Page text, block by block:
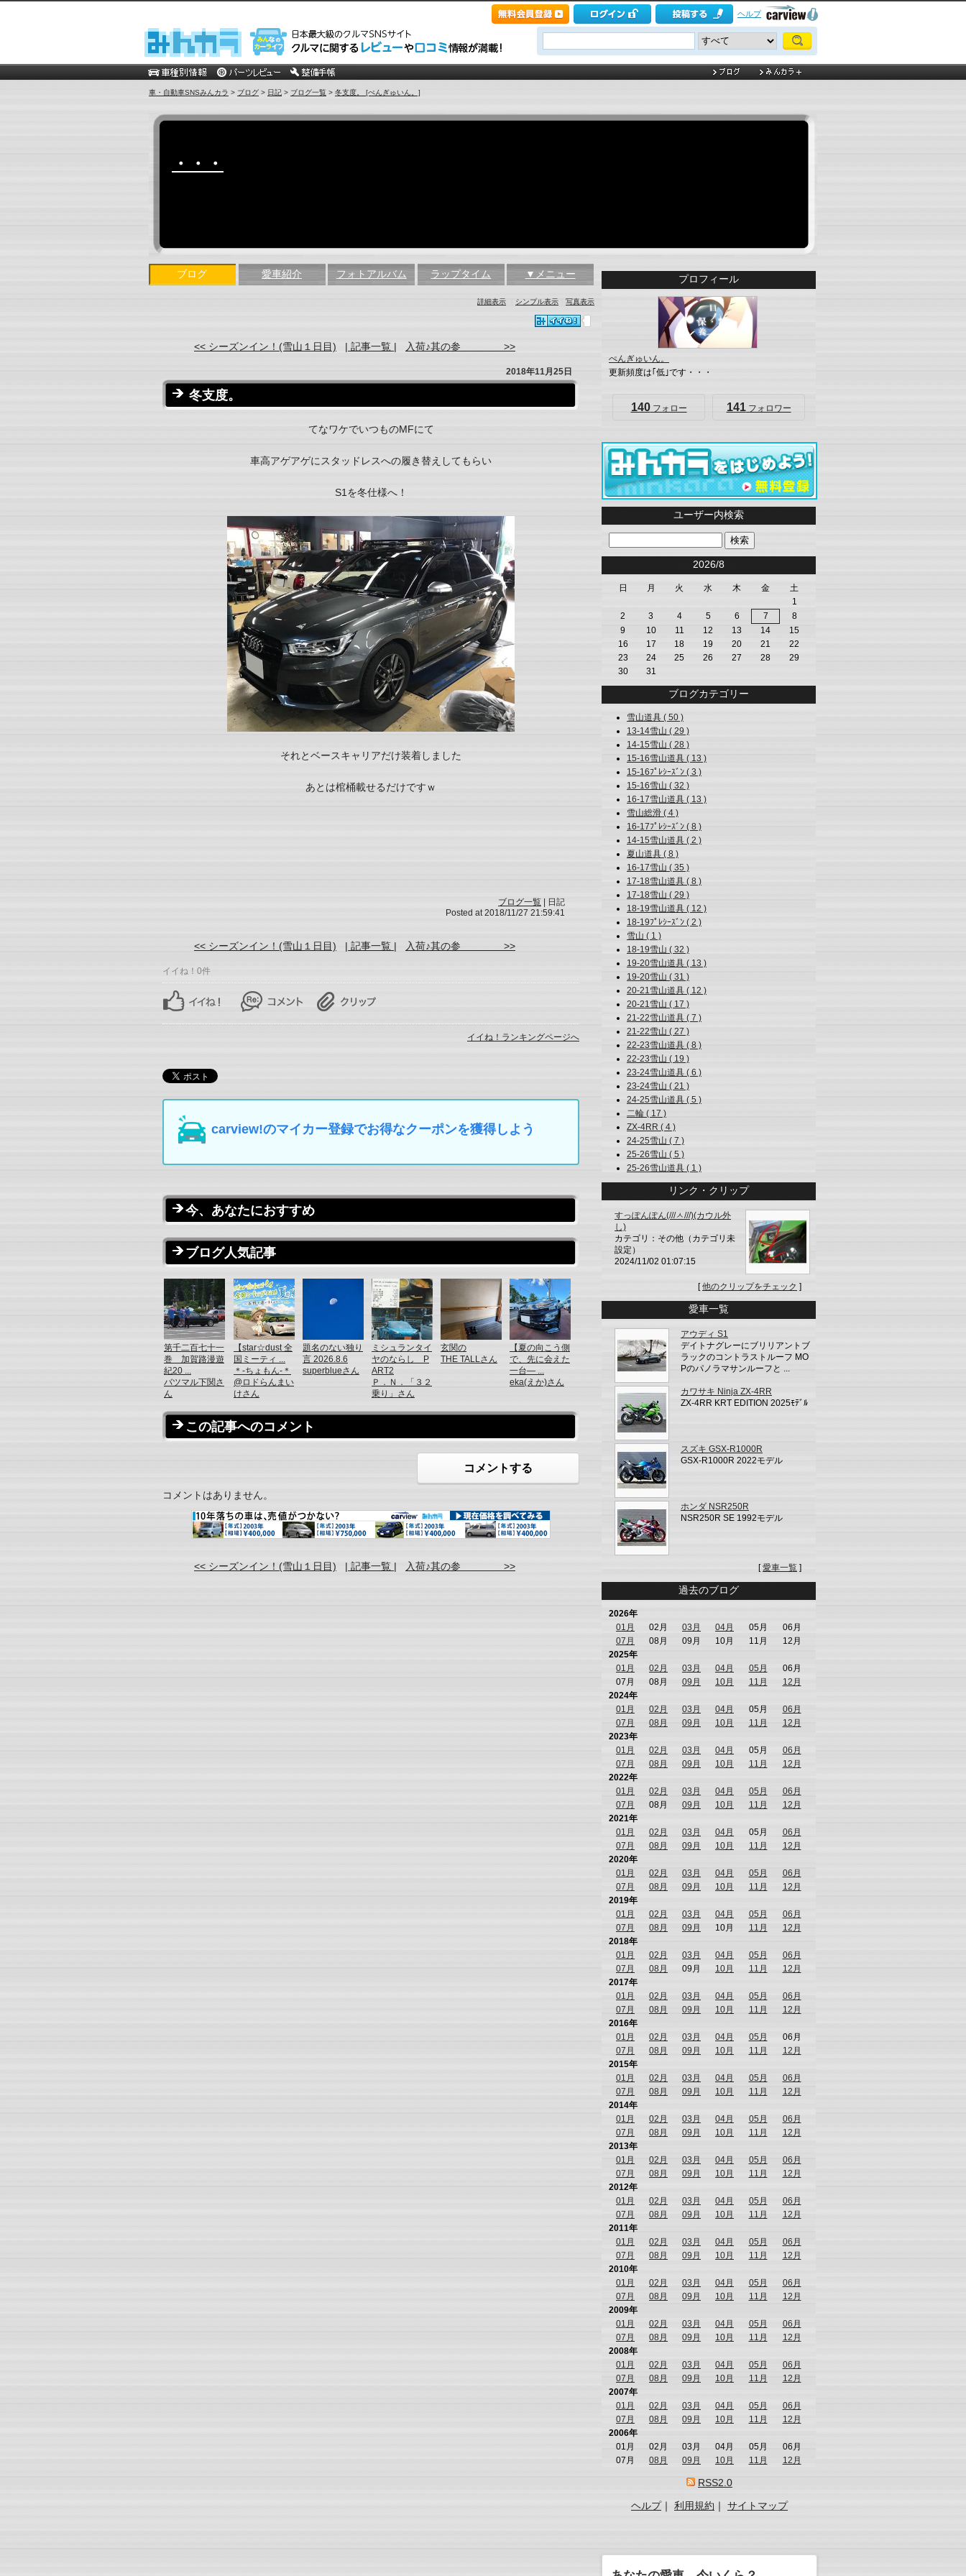
ヘルプ
車・自動車SNSみんカラ > ブログ > 日記 > ブログ一覧 > 冬支度。 [ぺんぎゅいん。]
・・・
ブログ 愛車紹介 フォトアルバム ラップタイム ▼メニュー
詳細表示 シンプル表示 写真表示
<< シーズンイン！(雪山１日目) | 記事一覧 | 入荷♪其の参 >>
2018年11月25日
冬支度。
てなワケでいつものMFにて
車高アゲアゲにスタッドレスへの履き替えしてもらい
S1を冬仕様へ！
それとベースキャリアだけ装着しました
あとは棺桶載せるだけですｗ
ブログ一覧 | 日記
Posted at 2018/11/27 21:59:41
<< シーズンイン！(雪山１日目) | 記事一覧 | 入荷♪其の参 >>
イイね！0件
イイね！ランキングページへ
carview!のマイカー登録でお得なクーポンを獲得しよう
今、あなたにおすすめ
ブログ人気記事
第千二百七十一
巻 加賀路漫遊
紀20 ...
バツマル下関さ
ん
【star☆dust 全
国ミーティ ...
＊-ちょもん-＊
@ロドらんまい
けさん
題名のない独り
言 2026.8.6
superblueさん
ミシュランタイ
ヤのならし P
ART2
Ｐ．Ｎ．「３２
乗り」さん
玄関の
THE TALLさん
【夏の向こう側
で、先に会えた
一台― ...
eka(えか)さん
この記事へのコメント
コメントする
コメントはありません。
<< シーズンイン！(雪山１日目) | 記事一覧 | 入荷♪其の参 >>
プロフィール
ぺんぎゅいん。
更新頻度は｢低｣です・・・
140フォロー 141フォロワー
ユーザー内検索
2026/8
日 月 火 水 木 金
土
1
2
3 4 5 6 7
8
9
10 11 12 13 14
15
16
17 18 19 20 21
22
23
24 25 26 27 28
29
30
31
ブログカテゴリー
雪山道具 ( 50 )
13-14雪山 ( 29 )
14-15雪山 ( 28 )
15-16雪山道具 ( 13 )
15-16ﾌﾟﾚｼｰｽﾞﾝ ( 3 )
15-16雪山 ( 32 )
16-17雪山道具 ( 13 )
雪山総滑 ( 4 )
16-17ﾌﾟﾚｼｰｽﾞﾝ ( 8 )
14-15雪山道具 ( 2 )
夏山道具 ( 8 )
16-17雪山 ( 35 )
17-18雪山道具 ( 8 )
17-18雪山 ( 29 )
18-19雪山道具 ( 12 )
18-19ﾌﾟﾚｼｰｽﾞﾝ ( 2 )
雪山 ( 1 )
18-19雪山 ( 32 )
19-20雪山道具 ( 13 )
19-20雪山 ( 31 )
20-21雪山道具 ( 12 )
20-21雪山 ( 17 )
21-22雪山道具 ( 7 )
21-22雪山 ( 27 )
22-23雪山道具 ( 8 )
22-23雪山 ( 19 )
23-24雪山道具 ( 6 )
23-24雪山 ( 21 )
24-25雪山道具 ( 5 )
二輪 ( 17 )
ZX-4RR ( 4 )
24-25雪山 ( 7 )
25-26雪山 ( 5 )
25-26雪山道具 ( 1 )
リンク・クリップ
すっぽんぽん(///ㅅ///)(カウル外
し)
カテゴリ：その他（カテゴリ未
設定）
2024/11/02 01:07:15
[他のクリップをチェック ]
愛車一覧
アウディ S1
デイトナグレーにブリリアントブ
ラックのコントラストルーフ MO
Pのパノラマサンルーフと ...
カワサキ Ninja ZX-4RR
ZX-4RR KRT EDITION 2025ﾓﾃﾞﾙ
スズキ GSX-R1000R
GSX-R1000R 2022モデル
ホンダ NSR250R
NSR250R SE 1992モデル
[愛車一覧 ]
過去のブログ
2026年
01月
02月 03月 04月 05月
06月
07月
08月 09月 10月 11月
12月
2025年
01月
02月 03月 04月 05月
06月
07月
08月 09月 10月 11月
12月
2024年
01月
02月 03月 04月 05月
06月
07月
08月 09月 10月 11月
12月
2023年
01月
02月 03月 04月 05月
06月
07月
08月 09月 10月 11月
12月
2022年
01月
02月 03月 04月 05月
06月
07月
08月 09月 10月 11月
12月
2021年
01月
02月 03月 04月 05月
06月
07月
08月 09月 10月 11月
12月
2020年
01月
02月 03月 04月 05月
06月
07月
08月 09月 10月 11月
12月
2019年
01月
02月 03月 04月 05月
06月
07月
08月 09月 10月 11月
12月
2018年
01月
02月 03月 04月 05月
06月
07月
08月 09月 10月 11月
12月
2017年
01月
02月 03月 04月 05月
06月
07月
08月 09月 10月 11月
12月
2016年
01月
02月 03月 04月 05月
06月
07月
08月 09月 10月 11月
12月
2015年
01月
02月 03月 04月 05月
06月
07月
08月 09月 10月 11月
12月
2014年
01月
02月 03月 04月 05月
06月
07月
08月 09月 10月 11月
12月
2013年
01月
02月 03月 04月 05月
06月
07月
08月 09月 10月 11月
12月
2012年
01月
02月 03月 04月 05月
06月
07月
08月 09月 10月 11月
12月
2011年
01月
02月 03月 04月 05月
06月
07月
08月 09月 10月 11月
12月
2010年
01月
02月 03月 04月 05月
06月
07月
08月 09月 10月 11月
12月
2009年
01月
02月 03月 04月 05月
06月
07月
08月 09月 10月 11月
12月
2008年
01月
02月 03月 04月 05月
06月
07月
08月 09月 10月 11月
12月
2007年
01月
02月 03月 04月 05月
06月
07月
08月 09月 10月 11月
12月
2006年
01月
02月 03月 04月 05月
06月
07月
08月 09月 10月 11月 12月
RSS2.0
ヘルプ｜ 利用規約 ｜ サイトマップ